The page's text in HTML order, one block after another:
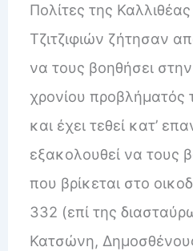
Πολίτες της
Τζιτζιφιών ζήτησαν
να τους βοηθήσει
χρονίου προβλήματός
και έχει τεθεί κατ’
εξακολουθεί να τους
που βρίκεται στο
332 (επί της
Κατσώνη,